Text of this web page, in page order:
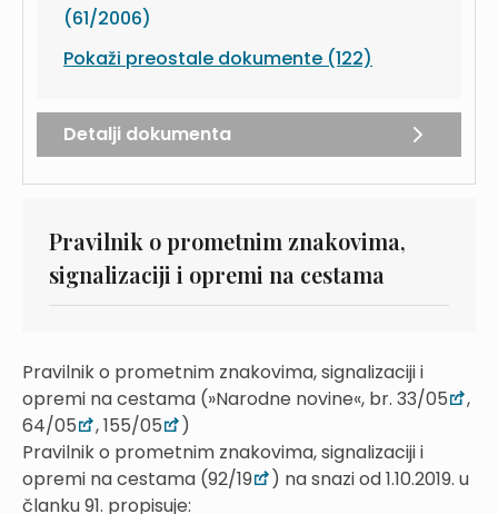
(61/2006)
Pokaži preostale dokumente (122)
Detalji dokumenta
Pravilnik o prometnim znakovima,
signalizaciji i opremi na cestama
Pravilnik o prometnim znakovima, signalizaciji i
opremi na cestama (»Narodne novine«, br. 33/05
,
64/05
, 155/05
)
Pravilnik o prometnim znakovima, signalizaciji i
opremi na cestama (92/19
) na snazi od 1.10.2019. u
članku 91. propisuje: